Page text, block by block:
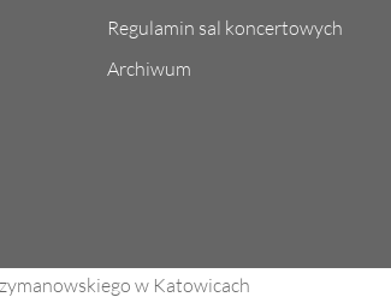
Regulamin sal koncertowych
Archiwum
w Katowicach